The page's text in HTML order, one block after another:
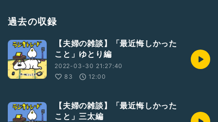
過去の収録
【夫婦の雑談】「最近悔しかった
こと」ゆとり編
2022-03-30 21:27:40
83
12:00
【夫婦の雑談】「最近悔しかった
こと」三太編